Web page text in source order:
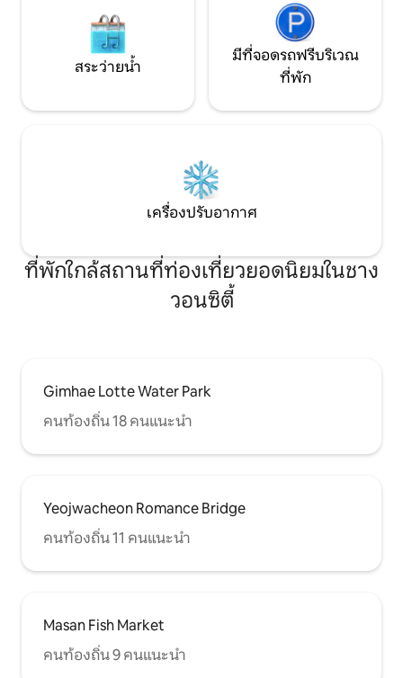
บุหรี่แยกต่างหาก) 2. ทำอาหารในครัวเสริม
(ห้องครัวหลักไม่ใช่แบบบริการตนเอง) 3.
ไม่มีเทียนหรือประทัด อนุญาตให้นำสุนัขเข้า
พักได้🐶 (30,000 วอนต่อสุนัข) -3 กก. หรือ
ยังสามารถใช้ถ่านเพิ่มได้อีก 10,000 วอน/
สระว่ายน้ำ
มีที่จอดรถฟรีบริเวณ
ที่พัก
เครื่องปรับอากาศ
ที่พักใกล้สถานที่ท่องเที่ยวยอดนิยมในชาง
วอนซิตี้
Gimhae Lotte Water Park
คนท้องถิ่น 18 คนแนะนำ
Yeojwacheon Romance Bridge
คนท้องถิ่น 11 คนแนะนำ
Masan Fish Market
คนท้องถิ่น 9 คนแนะนำ